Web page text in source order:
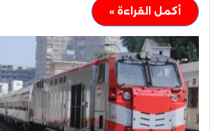
أكمل القراءة »